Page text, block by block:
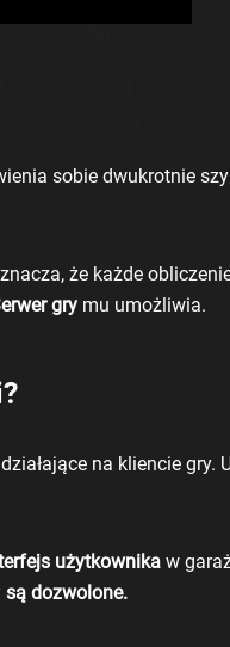
sobie dwukrotnie
że każde
gry mu umożliwia.
na kliencie gry.
użytkownika w
są dozwolone.